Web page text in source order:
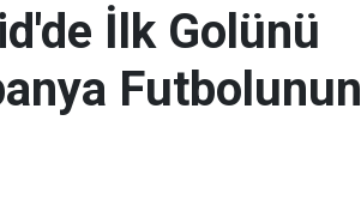
İlk Golünü
Futbolunun